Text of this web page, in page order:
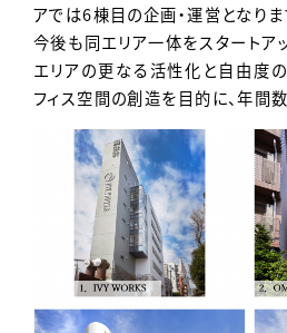
アでは6棟目の企画・運営となりま
今後も同エリア一体をスタートア
エリアの更なる活性化と自由度
フィス空間の創造を目的に、年間